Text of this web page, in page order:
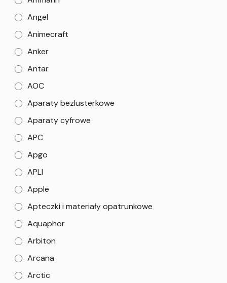
Angel
Animecraft
Anker
Antar
AOC
Aparaty bezlusterkowe
Aparaty cyfrowe
APC
Apgo
APLI
Apple
Apteczki i materiały opatrunkowe
Aquaphor
Arbiton
Arcana
Arctic